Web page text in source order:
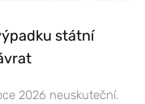
státní
2026 neuskuteční.